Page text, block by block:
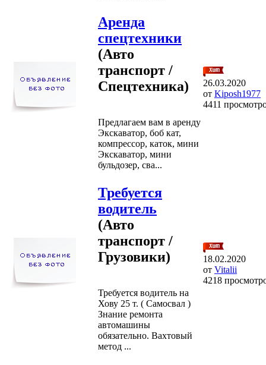
Аренда
спецтехники
(Авто
транспорт /
Спецтехника)
Предлагаем вам в аренду
Экскаватор, боб кат,
компрессор, каток, мини
Экскаватор, мини
бульдозер, сва...
26.03.2020
от Kiposh1977
4411
Требуется
водитель
(Авто
транспорт /
Грузовики)
Требуется водитель на
Хову 25 т. ( Самосвал )
Знание ремонта
автомашины
обязательно. Вахтовый
метод ...
18.02.2020
от Vitalii
4218